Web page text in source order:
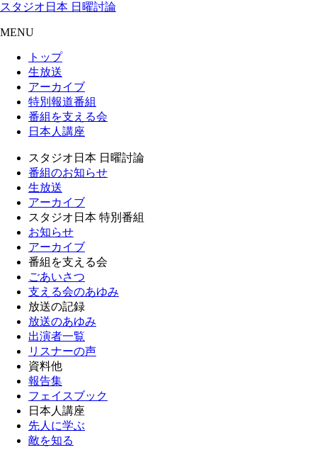
スタジオ日本 日曜討論
MENU
トップ
生放送
アーカイブ
特別報道番組
番組を支える会
日本人講座
スタジオ日本 日曜討論
番組のお知らせ
生放送
アーカイブ
スタジオ日本 特別番組
お知らせ
アーカイブ
番組を支える会
ごあいさつ
支える会のあゆみ
放送の記録
放送のあゆみ
出演者一覧
リスナーの声
資料他
報告集
フェイスブック
日本人講座
先人に学ぶ
敵を知る